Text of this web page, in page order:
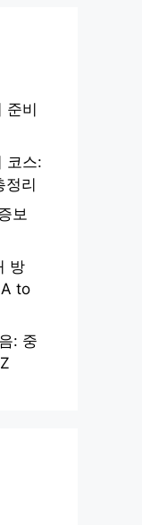
준비
코스:
정리
보
방
to
: 중